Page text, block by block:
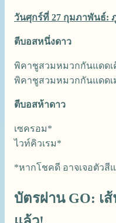
วันศุกร์ที่ 27 กุมภาพันธ์:
ตีบอสหนึ่งดาว
พิคาชูสวมหมวกกันแดดเ
พิคาชูสวมหมวกกันแดดเ
ตีบอสห้าดาว
เซครอม*
ไวท์คิวเรม*
*หากโชคดี อาจเจอตัวสี
บัตรผ่าน GO: เ